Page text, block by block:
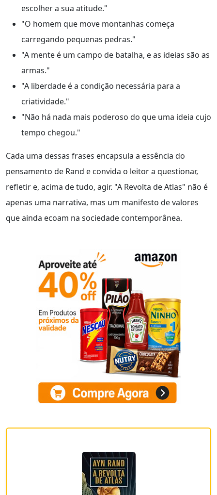
escolher a sua atitude."
"O homem que move montanhas começa
carregando pequenas pedras."
"A mente é um campo de batalha, e as ideias são as
armas."
"A liberdade é a condição necessária para a
criatividade."
"Não há nada mais poderoso do que uma ideia cujo
tempo chegou."
Cada uma dessas frases encapsula a essência do
pensamento de Rand e convida o leitor a questionar,
refletir e, acima de tudo, agir. "A Revolta de Atlas" não é
apenas uma narrativa, mas um manifesto de valores
que ainda ecoam na sociedade contemporânea.